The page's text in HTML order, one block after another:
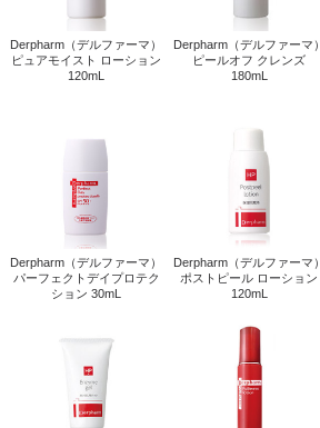
Derpharm（デルファーマ）
ピュアモイスト ローショ...
Derpharm（デルファーマ）
ピールオフ クレンズ 180...
Derpharm（デルファーマ）
パーフェクトデイプロテ...
Derpharm（デルファーマ）
ポストピール ローション ...
Derpharm（デルファーマ）